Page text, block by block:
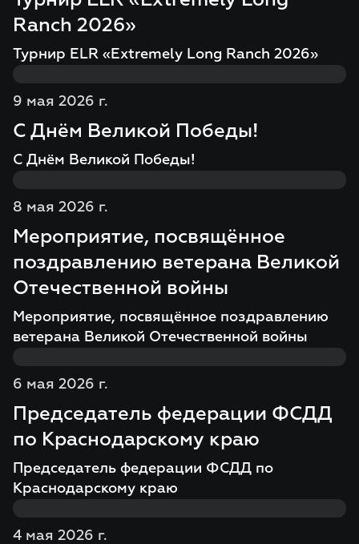
Ranch 2026»
Турнир ELR «Extremely Long Ranch 2026»
9 мая 2026 г.
С Днём Великой Победы!
С Днём Великой Победы!
8 мая 2026 г.
Мероприятие, посвящённое
поздравлению ветерана Великой
Отечественной войны
Мероприятие, посвящённое поздравлению
ветерана Великой Отечественной войны
6 мая 2026 г.
Председатель федерации ФСДД
по Краснодарскому краю
Председатель федерации ФСДД по
Краснодарскому краю
4 мая 2026 г.